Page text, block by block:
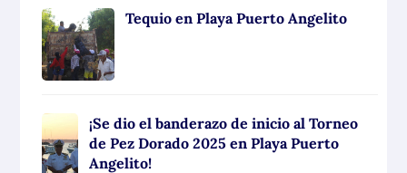
Tequio en Playa Puerto Angelito
¡Se dio el banderazo de inicio al Torneo
de Pez Dorado 2025 en Playa Puerto
Angelito!